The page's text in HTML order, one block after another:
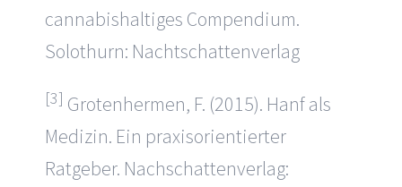
cannabishaltiges Compendium.
Solothurn: Nachtschattenverlag
[3] Grotenhermen, F. (2015). Hanf als
Medizin. Ein praxisorientierter
Ratgeber. Nachschattenverlag: